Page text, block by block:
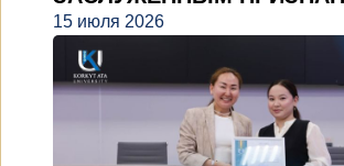
15 июля 2026